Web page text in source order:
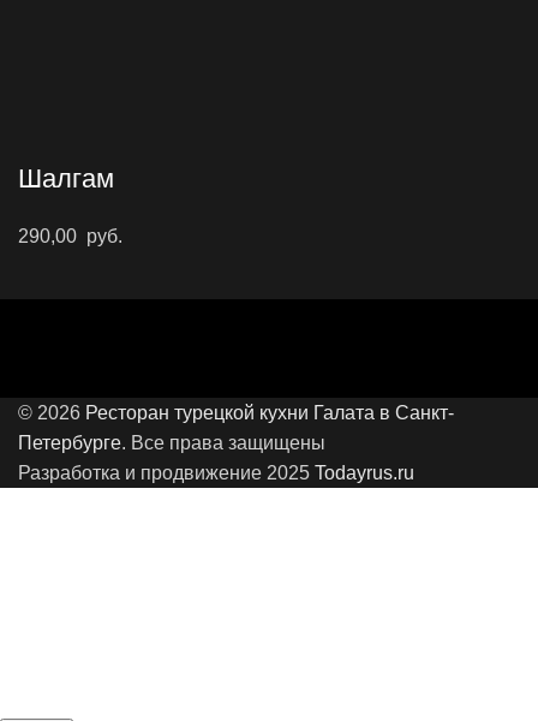
Шалгам
290,00 руб.
© 2026 Ресторан турецкой кухни Галата в Санкт-
Петербурге. Все права защищены
Разработка и продвижение 2025 Todayrus.ru